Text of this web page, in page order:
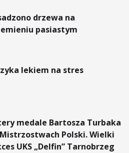
drzewa na
pasiastym
lekiem na stres
medale Bartosza Turbaka
Polski. Wielki
UKS „Delfin” Tarnobrzeg